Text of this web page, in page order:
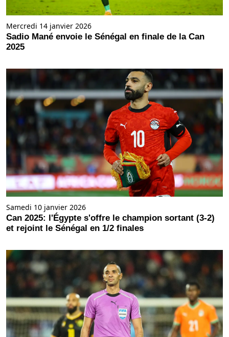
Mercredi 14 janvier 2026
Sadio Mané envoie le Sénégal en finale de la Can
2025
Samedi 10 janvier 2026
Can 2025: l'Égypte s'offre le champion sortant (3-2)
et rejoint le Sénégal en 1/2 finales